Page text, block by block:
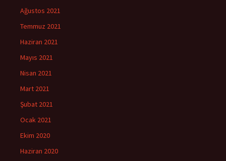
Ağustos 2021
Temmuz 2021
Haziran 2021
Mayıs 2021
Nisan 2021
Mart 2021
Şubat 2021
Ocak 2021
Ekim 2020
Haziran 2020